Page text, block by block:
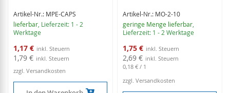
Artikel-Nr.: MPE-CAPS
lieferbar , Lieferzeit: 1 - 2
Werktage
Sonderangebot
1,17 €
1,79 €
zzgl. Versandkosten
Artikel-Nr.: MO-2-10
geringe Menge lieferbar
Lieferzeit: 1 - 2 Werktage
Sonderangebot
1,75 €
2,69 €
0,18 € / 1
zzgl. Versandkosten